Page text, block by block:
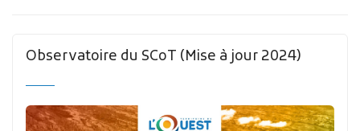
Observatoire du SCoT (Mise à jour 2024)